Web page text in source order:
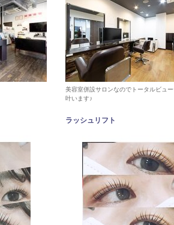
美容室併設サロンなのでトータルビュ
叶います♪
ラッシュリフト